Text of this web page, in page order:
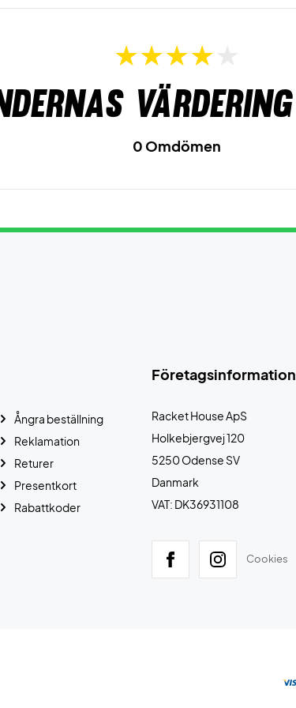
värdering
0 Omdömen
Företagsinformation
Racket House ApS
Holkebjergvej 120
5250 Odense SV
Danmark
VAT: DK36931108
Cookies
Ångra beställning
Reklamation
Returer
Presentkort
Rabattkoder